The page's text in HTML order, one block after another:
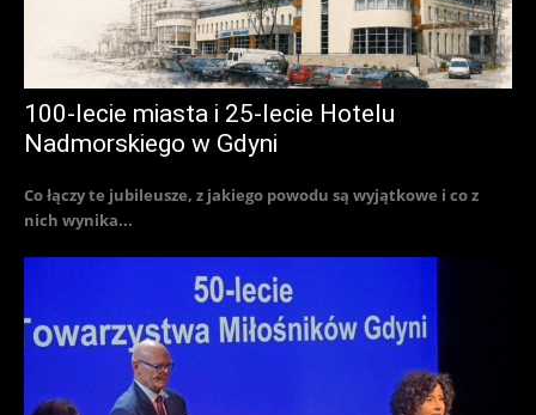
100-lecie miasta i 25-lecie Hotelu
Nadmorskiego w Gdyni
Co łączy te jubileusze, z jakiego powodu są wyjątkowe i co z
nich wynika...